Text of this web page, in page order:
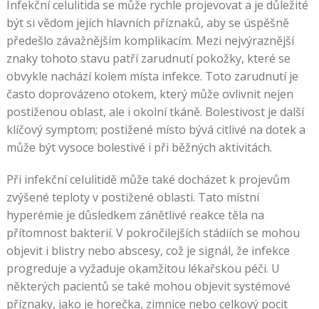
Infekční celulitida se může rychle projevovat a je důležité
být si vědom jejích hlavních příznaků, aby se úspěšně
předešlo závažnějším komplikacím. Mezi nejvýraznější
znaky tohoto stavu patří zarudnutí pokožky, které se
obvykle nachází kolem místa infekce. Toto zarudnutí je
často doprovázeno otokem, který může ovlivnit nejen
postiženou oblast, ale i okolní tkáně. Bolestivost je další
klíčový symptom; postižené místo bývá citlivé na dotek a
může být vysoce bolestivé i při běžných aktivitách.
Při infekční celulitidě může také docházet k projevům
zvýšené teploty v postižené oblasti. Tato místní
hyperémie je důsledkem zánětlivé reakce těla na
přítomnost bakterií. V pokročilejších stádiích se mohou
objevit i blistry nebo abscesy, což je signál, že infekce
progreduje a vyžaduje okamžitou lékařskou péči. U
některých pacientů se také mohou objevit systémové
příznaky, jako je horečka, zimnice nebo celkový pocit